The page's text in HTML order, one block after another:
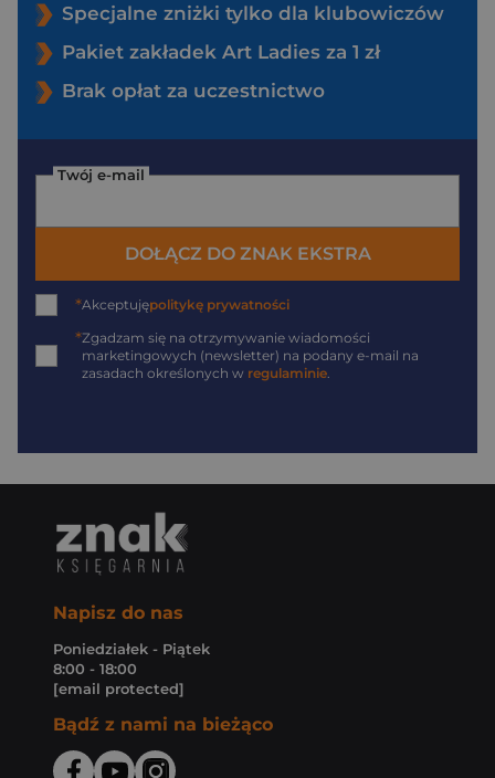
Specjalne zniżki tylko dla klubowiczów
Pakiet zakładek Art Ladies za 1 zł
Brak opłat za uczestnictwo
Twój e-mail
DOŁĄCZ DO ZNAK EKSTRA
*Akceptujępolitykę prywatności
*Zgadzam się na otrzymywanie wiadomości
marketingowych (newsletter) na podany e-mail na
zasadach określonych w regulaminie
Napisz do nas
Poniedziałek - Piątek
8:00 - 18:00
[email protected]
Bądź z nami na bieżąco